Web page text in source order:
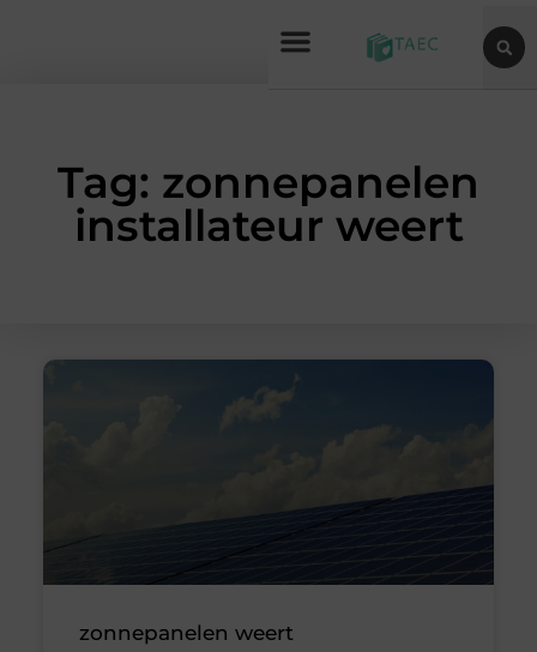
Tag: zonnepanelen
installateur weert
zonnepanelen weert